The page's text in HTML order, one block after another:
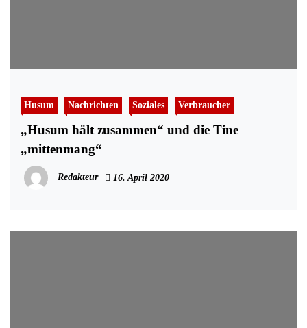
Husum Nachrichten Soziales Verbraucher
„Husum hält zusammen“ und die Tine
„mittenmang“
Redakteur 16. April 2020